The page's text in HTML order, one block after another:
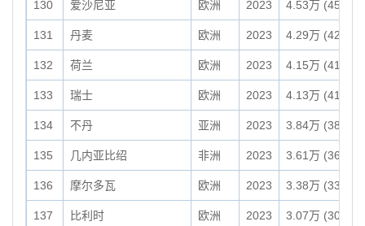
130 爱沙尼亚 欧洲 2023 4.53万
131 丹麦 欧洲 2023 4.29万
132 荷兰 欧洲 2023 4.15万
133 瑞士 欧洲 2023 4.13万
134 不丹 亚洲 2023 3.84万
135 几内亚比绍 非洲 2023 3.61万
136 摩尔多瓦 欧洲 2023 3.38万
137 比利时 欧洲 2023 3.07万